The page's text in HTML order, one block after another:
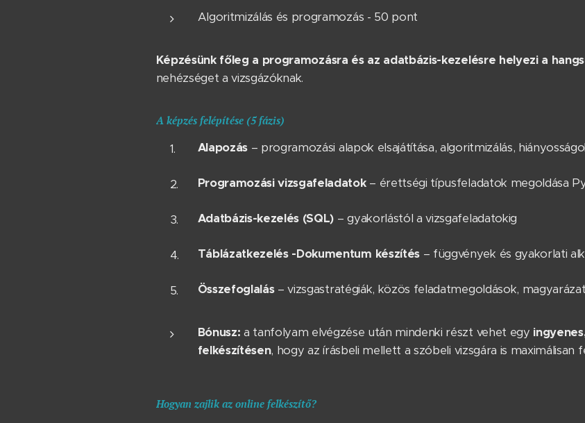
Algoritmizálás és programozás - 50 pont
Képzésünk főleg a programozásra és az adatbázis-kezelésre helyezi a
nehézséget a vizsgázóknak.
A képzés felépítése (5 fázis)
Alapozás– programozási alapok elsajátítása, algoritmizálás,
Programozási vizsgafeladatok– érettségi típusfeladatok megoldása
Adatbázis-kezelés (SQL) – gyakorlástól a vizsgafeladatokig
Táblázatkezelés -Dokumentum készítés– függvények és gyakorlati
Összefoglalás– vizsgastratégiák, közös feladatmegoldások,
Bónusz: a tanfolyam elvégzése után mindenki részt vehet egy
felkészítésen, hogy az írásbeli mellett a szóbeli vizsgára is maximálisan
Hogyan zajlik az online felkészítő?